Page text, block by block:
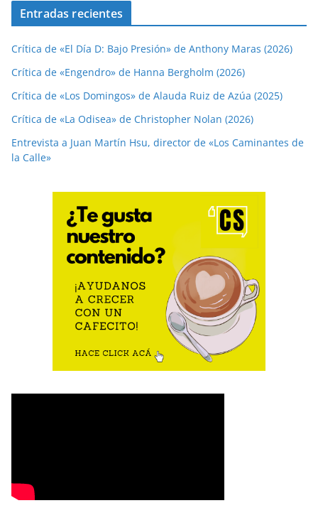
Entradas recientes
Crítica de «El Día D: Bajo Presión» de Anthony Maras (2026)
Crítica de «Engendro» de Hanna Bergholm (2026)
Crítica de «Los Domingos» de Alauda Ruiz de Azúa (2025)
Crítica de «La Odisea» de Christopher Nolan (2026)
Entrevista a Juan Martín Hsu, director de «Los Caminantes de
la Calle»